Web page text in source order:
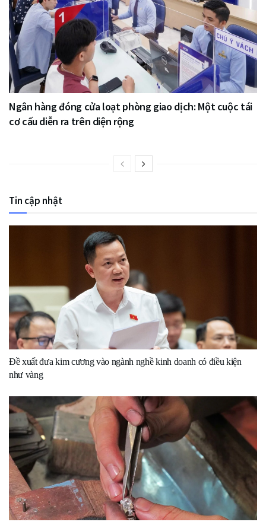
Ngân hàng đóng cửa loạt phòng giao dịch: Một cuộc tái
cơ cấu diễn ra trên diện rộng
Tin cập nhật
Đề xuất đưa kim cương vào ngành nghề kinh doanh có điều kiện
như vàng